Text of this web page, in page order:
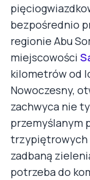
bezpośrednio
regionie Abu
miejscowości
kilometrów od
Nowoczesny,
zachwyca nie
przemyślanym
trzypiętrowych
zadbaną
potrzeba do